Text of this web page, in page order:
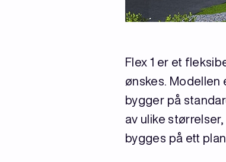
Flex 1 er et
ønskes.
bygger på
av ulike
bygges på ett plan.